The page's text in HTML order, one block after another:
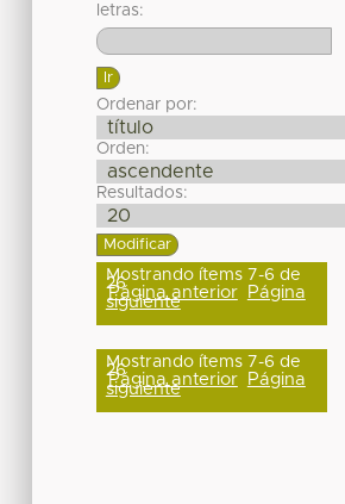
letras:
Ordenar por:
Orden:
Resultados:
Mostrando ítems 7-6 de
26
Página anterior Página
siguiente
Mostrando ítems 7-6 de
26
Página anterior Página
siguiente